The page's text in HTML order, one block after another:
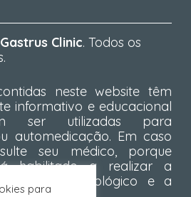
Gastrus Clinic. Todos os
neste website têm
informativo e educacional
ser utilizadas para
automedicação. Em caso
seu médico, porque
habilitado a realizar a
nosológico e a
para